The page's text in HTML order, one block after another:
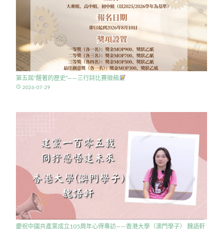
第五屆”醒著的歷史”——三行詩比賽徵稿
access_time 2026-07-29
慶祝中國共產黨成立105周年心得專訪——香港大學（澳門學子） 魏語軒